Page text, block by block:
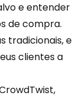
e entender
de compra.
tradicionais, e
clientes a